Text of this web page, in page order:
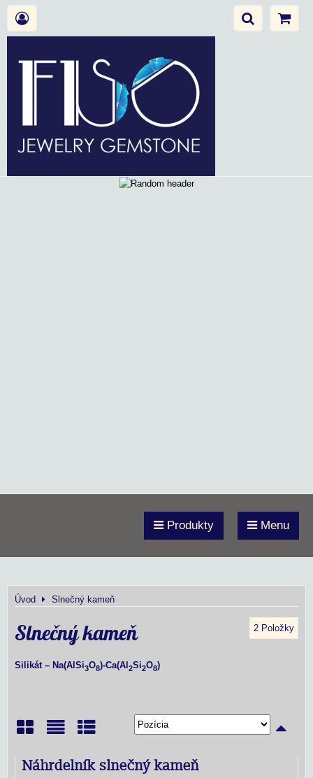
Produkty Menu
Úvod Slnečný kameň
Slnečný kameň 2 Položky
Silikát – Na(AlSi3O8)-Ca(Al 2Si2O8)
Mriežka
Náhrdelník slnečný kameň